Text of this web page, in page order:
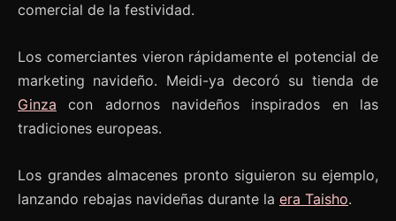
comercial de la festividad.
Los comerciantes vieron rápidamente el potencial de
marketing navideño. Meidi-ya decoró su tienda de
Ginza con adornos navideños inspirados en las
tradiciones europeas.
Los grandes almacenes pronto siguieron su ejemplo,
lanzando rebajas navideñas durante la era Taisho.